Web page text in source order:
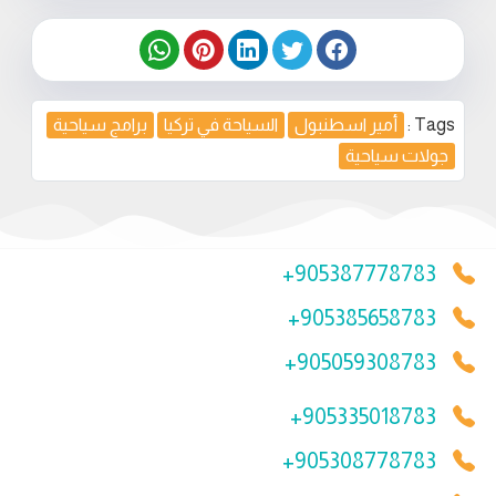
Tags : أمير اسطنبول السياحة في تركيا
برامج سياحية
جولات سياحية
+905387778783
+905385658783
+905059308783
+905335018783
+905308778783